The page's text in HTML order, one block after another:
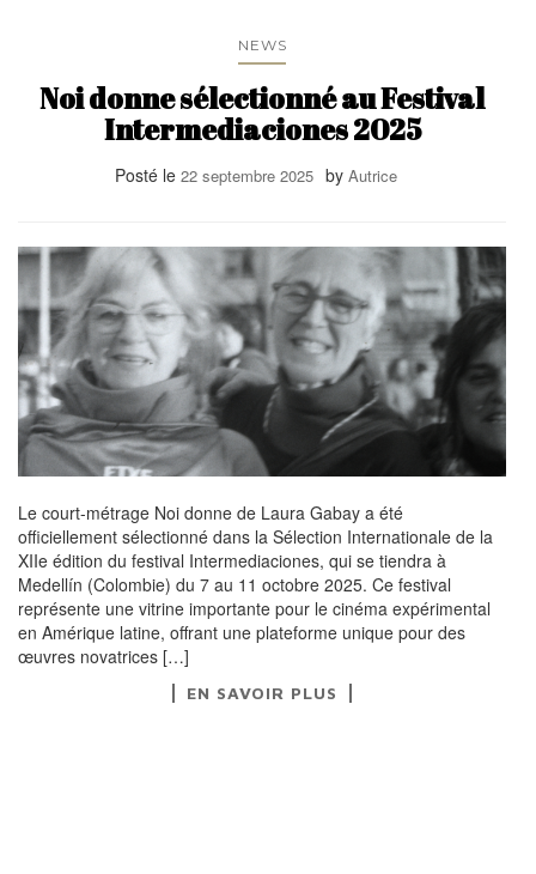
NEWS
Noi donne sélectionné au Festival
Intermediaciones 2025
Posté le 22 septembre 2025 by Autrice
Le court-métrage Noi donne de Laura Gabay a été
officiellement sélectionné dans la Sélection Internationale de la
XIIe édition du festival Intermediaciones, qui se tiendra à
Medellín (Colombie) du 7 au 11 octobre 2025. Ce festival
représente une vitrine importante pour le cinéma expérimental
en Amérique latine, offrant une plateforme unique pour des
œuvres novatrices […]
EN SAVOIR PLUS